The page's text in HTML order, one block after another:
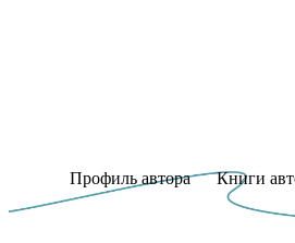
Профиль автора Книги